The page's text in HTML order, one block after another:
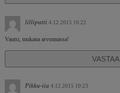
lilliputti 4.12.2015 10:22
Vautsi, mukana arvonnassa!
VASTAA
Pikku-iia 4.12.2015 10:23